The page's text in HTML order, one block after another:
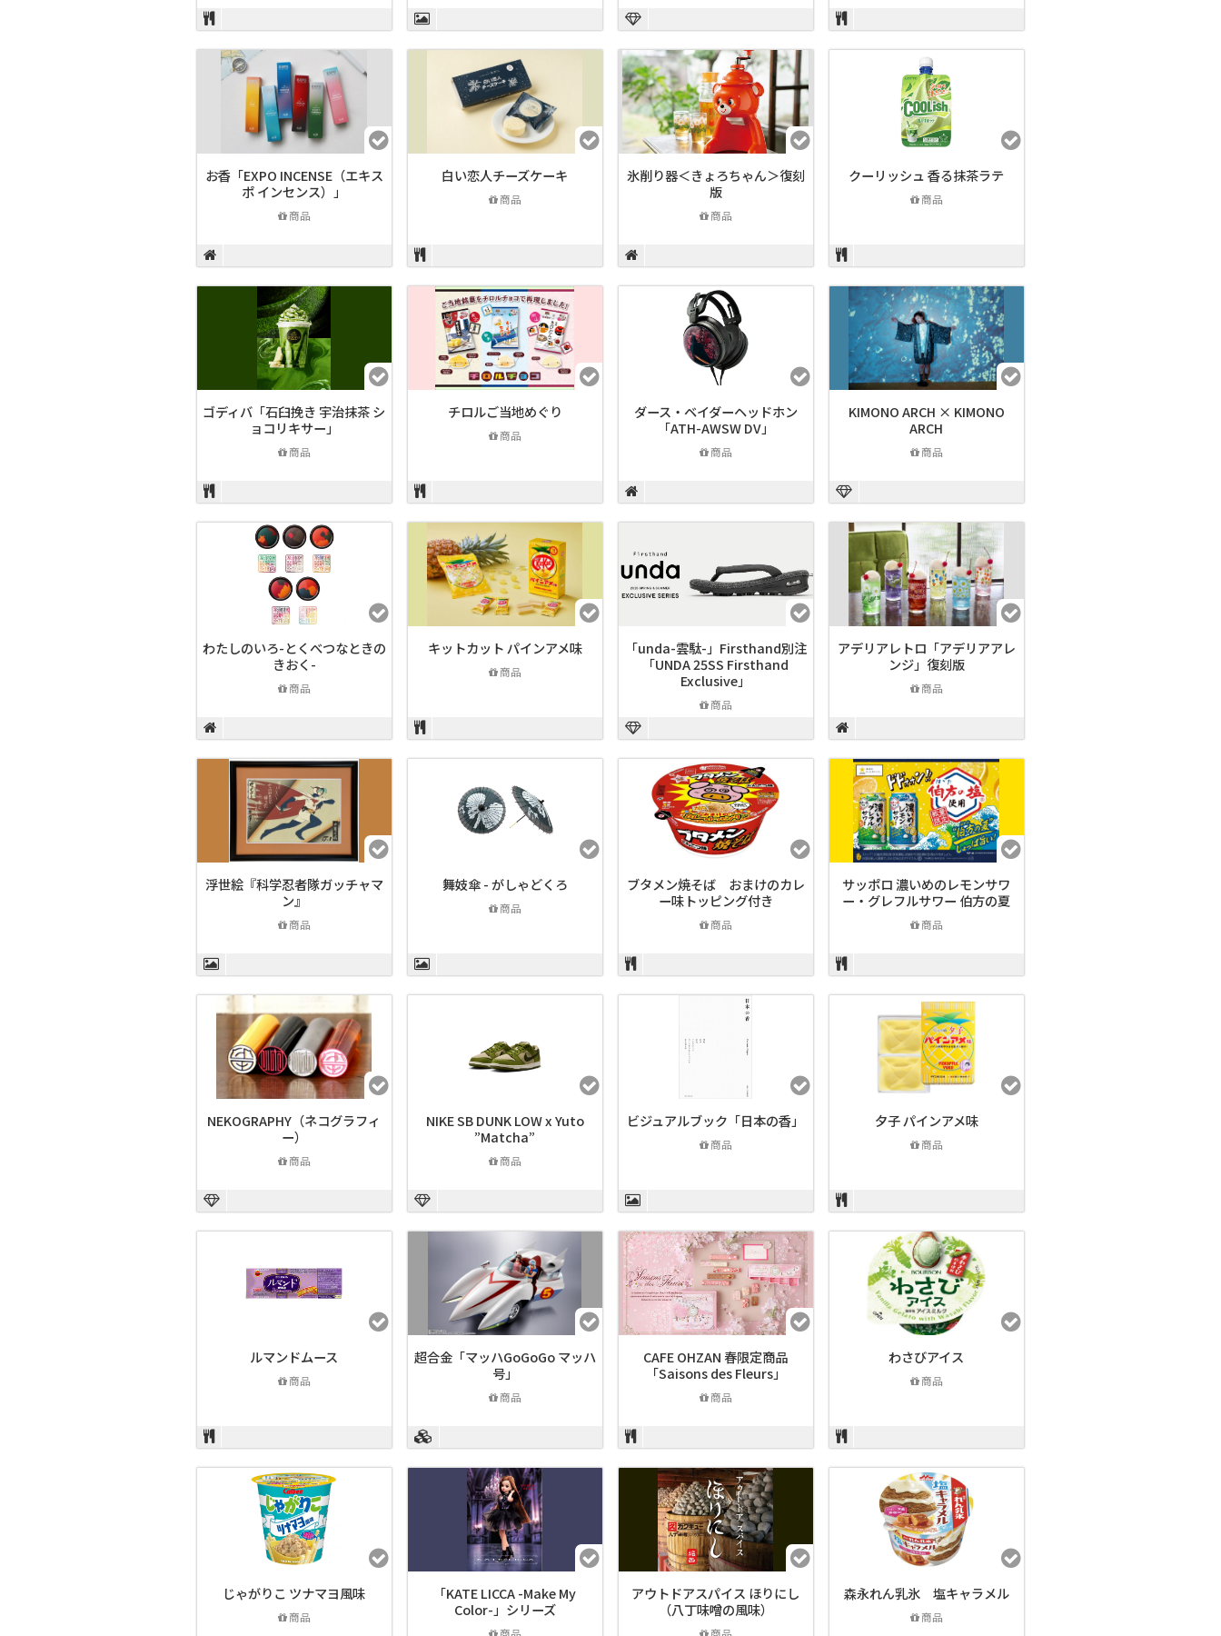
お香「EXPO INCENSE（エキス
ポ インセンス）」
商品
白い恋人チーズケーキ
商品
氷削り器＜きょろちゃん＞復刻
版
商品
クーリッシュ 香る抹茶ラテ
商品
ゴディバ「石臼挽き 宇治抹茶 シ
ョコリキサー」
商品
チロルご当地めぐり
商品
ダース・ベイダーヘッドホン
「ATH-AWSW DV」
商品
KIMONO ARCH × KIMONO
ARCH
商品
わたしのいろ-とくべつなときの
きおく-
商品
キットカット パインアメ味
商品
「unda-雲駄-」Firsthand別注
「UNDA 25SS Firsthand
Exclusive」
商品
アデリアレトロ「アデリアアレ
ンジ」復刻版
商品
浮世絵『科学忍者隊ガッチャマ
ン』
商品
舞妓傘 - がしゃどくろ
商品
ブタメン焼そば おまけのカレ
ー味トッピング付き
商品
サッポロ 濃いめのレモンサワ
ー・グレフルサワー 伯方の夏
商品
NEKOGRAPHY（ネコグラフィ
ー）
商品
NIKE SB DUNK LOW x Yuto
”Matcha”
商品
ビジュアルブック「日本の香」
商品
夕子 パインアメ味
商品
ルマンドムース
商品
超合金「マッハGoGoGo マッハ
号」
商品
CAFE OHZAN 春限定商品
「Saisons des Fleurs」
商品
わさびアイス
商品
じゃがりこ ツナマヨ風味
商品
「KATE LICCA -Make My
Color-」シリーズ
商品
アウトドアスパイス ほりにし
（八丁味噌の風味）
商品
森永れん乳氷 塩キャラメル
商品